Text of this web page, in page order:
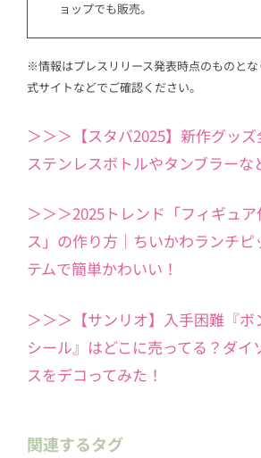
ョップでも販売。
※情報はプレスリリース発表時点のものと
式サイトなどでご確認ください。
＞＞＞【スタバ2025】新作グッ
ステンレスボトルやタンブラーな
＞＞＞2025トレンド「フィギュ
ス」の作り方｜ちいかわランチピ
テムで簡単かわいい！
＞＞＞【サンリオ】入手困難『
シール』はどこに売ってる？ダイ
スをデコってみた！
関連するタグ